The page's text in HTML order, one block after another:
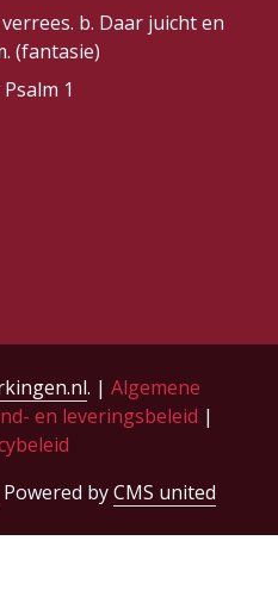
b. Daar juicht en
(fantasie)
1
. | Algemene
en leveringsbeleid |
byCMS united